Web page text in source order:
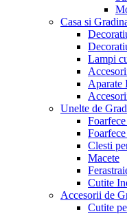
Casa si
Lampi
Aparate
Unelte de
Clesti
Macete
Cutite
Accesorii de
Cutite